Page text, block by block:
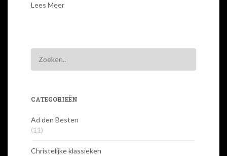
Lees Meer
CATEGORIEËN
Ad den Besten
(11)
Christelijke klassieken